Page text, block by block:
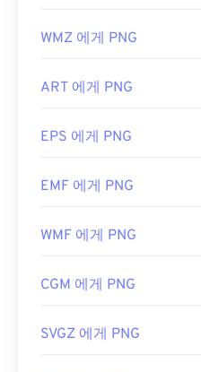
WMZ 에게 PNG
ART 에게 PNG
EPS 에게 PNG
EMF 에게 PNG
WMF 에게 PNG
CGM 에게 PNG
SVGZ 에게 PNG